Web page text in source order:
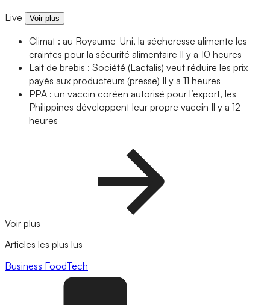
Live Voir plus
Climat : au Royaume-Uni, la sécheresse alimente les
craintes pour la sécurité alimentaire Il y a 10 heures
Lait de brebis : Société (Lactalis) veut réduire les prix
payés aux producteurs (presse) Il y a 11 heures
PPA : un vaccin coréen autorisé pour l’export, les
Philippines développent leur propre vaccin Il y a 12
heures
Voir plus
Articles les plus lus
Business FoodTech